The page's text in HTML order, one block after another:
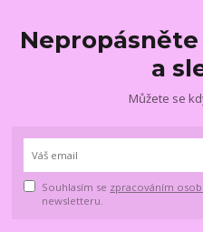
a
Můžete se
Souhlasím se zpracováním
newsletteru.